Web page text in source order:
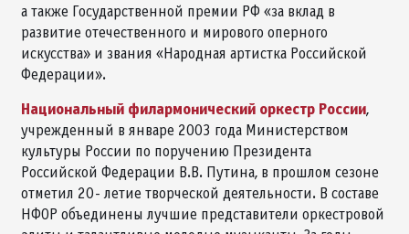
а также Государственной премии РФ «за вклад в
развитие отечественного и мирового оперного
искусства» и звания «Народная артистка Российской
Федерации».
Национальный филармонический оркестр России,
учрежденный в январе 2003 года Министерством
культуры России по поручению Президента
Российской Федерации В.В. Путина, в прошлом сезоне
отметил 20- летие творческой деятельности. В составе
НФОР объединены лучшие представители оркестровой